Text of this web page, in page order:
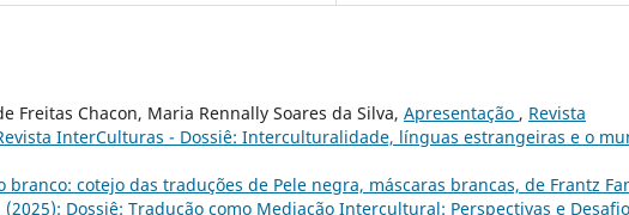
Freitas Chacon, Maria Rennally Soares da Silva, Apresentação , Revista
InterCulturas - Dossiê: Interculturalidade, línguas estrangeiras e o
branco: cotejo das traduções de Pele negra, máscaras brancas, de Frantz
Dossiê: Tradução como Mediação Intercultural: Perspectivas e